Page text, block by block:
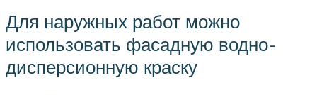
Для наружных работ можно
использовать фасадную водно-
дисперсионную краску